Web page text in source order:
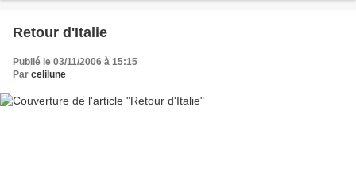
Retour d'Italie
Publié le 03/11/2006 à 15:15
Par celilune